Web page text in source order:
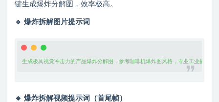
键生成爆炸分解图，效率极高。
🔹 爆炸拆解图片提示词
生成极具视觉冲击力的产品爆炸分解图，参考咖啡机爆炸图风格，专业工业插图
🔹 爆炸拆解视频提示词（首尾帧）